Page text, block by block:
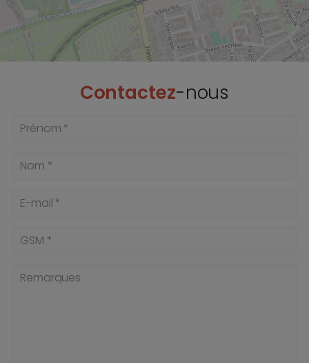
Contactez-nous
Prénom *
Nom *
E-mail *
GSM *
Remarques